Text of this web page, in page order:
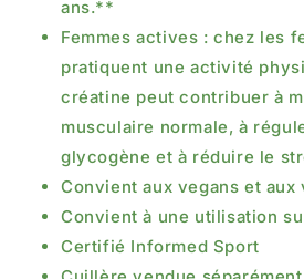
ans.**
Femmes actives : chez les
pratiquent une activité
créatine peut contribuer à
musculaire normale, à
glycogène et à réduire le
Convient aux vegans et aux
Convient à une utilisation
Certifié Informed Sport